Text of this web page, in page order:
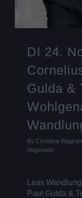
DI 24.
Gulda &
By Christine Wagner
Allgemein
Leas
Paul Gulda &